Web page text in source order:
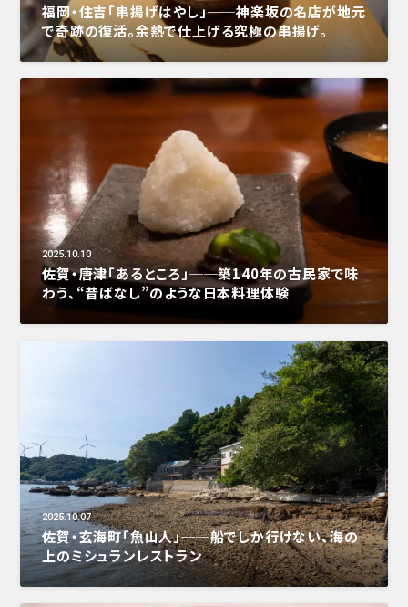
福岡・住吉「串揚げはやし」──神楽坂の名店が地元
で奇跡の復活。余熱で仕上げる究極の串揚げ。
2025.10.10
佐賀・唐津「あるところ」──築140年の古民家で味
わう、“昔ばなし”のような日本料理体験
2025.10.07
佐賀・玄海町「魚山人」──船でしか行けない、海の
上のミシュランレストラン